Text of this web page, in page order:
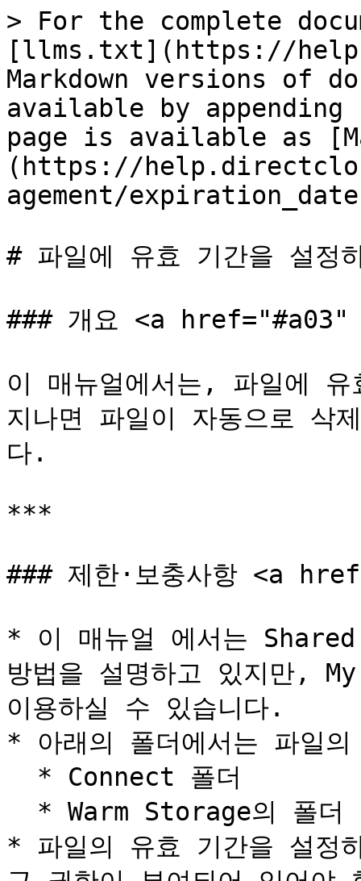
> For the complete
[llms.txt](https://
Markdown versions of
available by
page is available as
(https://
agement/
# 파일에 유효 기간을 설정
### 개요 <a
이 매뉴얼에서는, 파일에
지나면 파일이 자동으로 삭
다.
***
### 제한·보충사항 <a
* 이 매뉴얼 에서는
방법을 설명하고 있지만,
이용하실 수 있습니다.
* 아래의 폴더에서는 파일
* 파일의 유효 기간을 설정